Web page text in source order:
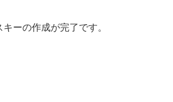
ーの作成が完了です。